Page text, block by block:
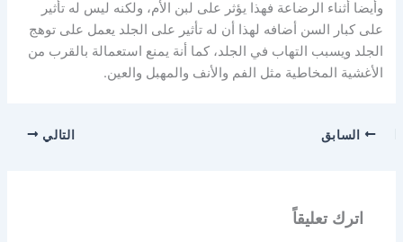
وأيضا أثناء الرضاعة فهذا يؤثر على لبن الأم، ولكنه ليس له تأثير
على كبار السن أضافه لهذا أن له تأثير على الجلد يعمل على توهج
الجلد ويسبب التهاب في الجلد، كما أنة يمنع استعمالة بالقرب من
الأغشية المخاطية مثل الفم والأنف والمهبل والعين.
السابق التالي
اترك تعليقاً